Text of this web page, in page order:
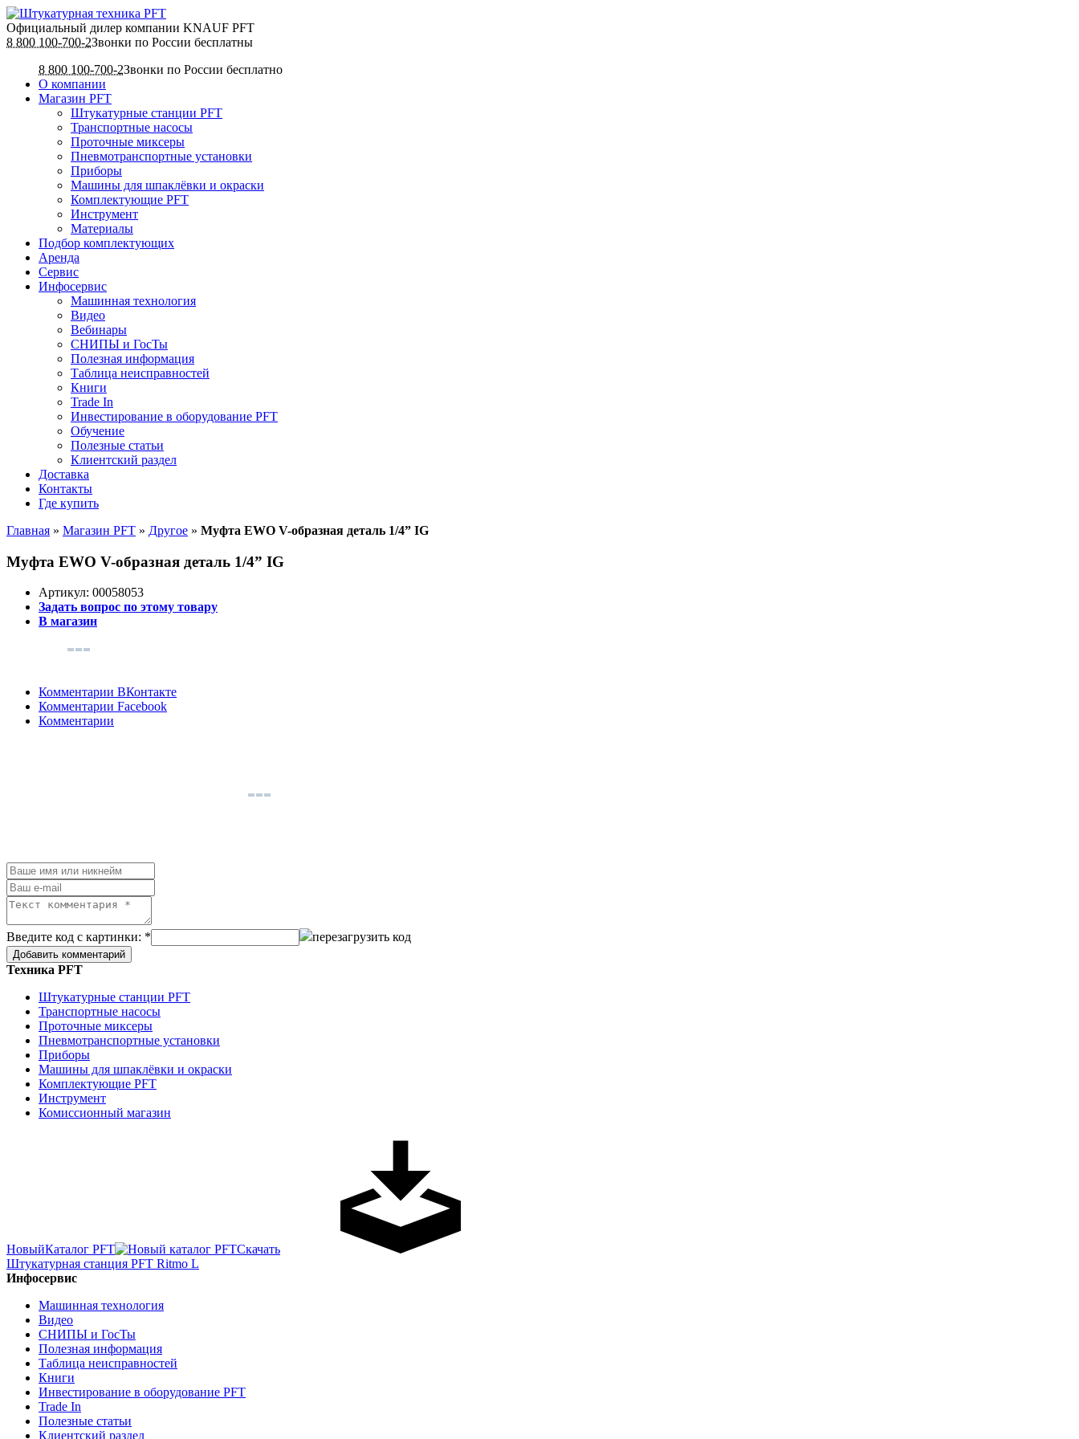
Официальный дилер компании KNAUF PFT
8 800 100-700-2Звонки по России бесплатны
8 800 100-700-2Звонки по России бесплатно
О компании
Магазин PFT
Штукатурные станции PFT
Транспортные насосы
Проточные миксеры
Пневмотранспортные установки
Приборы
Машины для шпаклёвки и окраски
Комплектующие PFT
Инструмент
Материалы
Подбор комплектующих
Аренда
Сервис
Инфосервис
Машинная технология
Видео
Вебинары
СНИПЫ и ГосТы
Полезная информация
Таблица неисправностей
Книги
Trade In
Инвестирование в оборудование PFT
Обучение
Полезные статьи
Клиентский раздел
Доставка
Контакты
Где купить
Главная » Магазин PFT » Другое » Муфта EWO V-образная деталь 1/4” IG
Муфта EWO V-образная деталь 1/4” IG
Артикул: 00058053
Задать вопрос по этому товару
В магазин
Комментарии ВКонтакте
Комментарии Facebook
Комментарии
Введите код с картинки: * перезагрузить код
Техника PFT
Штукатурные станции PFT
Транспортные насосы
Проточные миксеры
Пневмотранспортные установки
Приборы
Машины для шпаклёвки и окраски
Комплектующие PFT
Инструмент
Комиссионный магазин
НовыйКаталог PFT
Скачать
Штукатурная станция PFT Ritmo L
Инфосервис
Машинная технология
Видео
СНИПЫ и ГосТы
Полезная информация
Таблица неисправностей
Книги
Инвестирование в оборудование PFT
Trade In
Полезные статьи
Клиентский раздел